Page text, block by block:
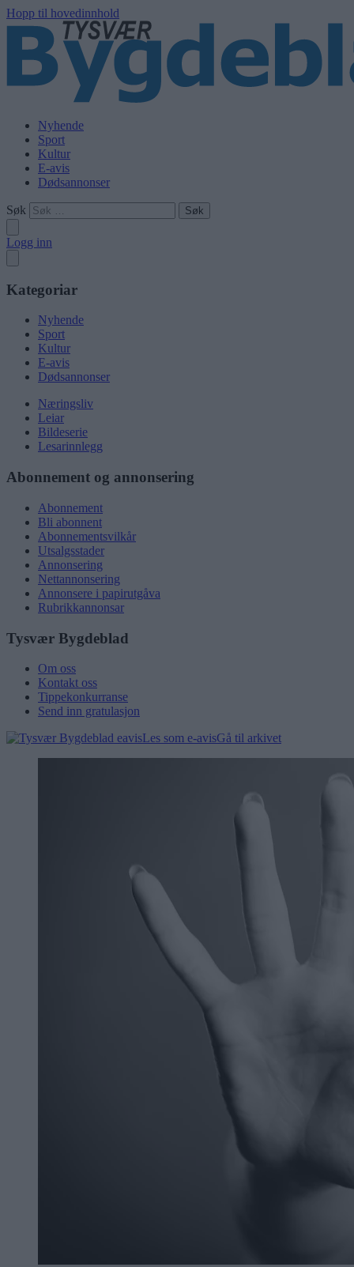
Hopp til hovedinnhold
Nyhende
Sport
Kultur
E-avis
Dødsannonser
Søk
Logg inn
Kategoriar
Nyhende
Sport
Kultur
E-avis
Dødsannonser
Næringsliv
Leiar
Bildeserie
Lesarinnlegg
Abonnement og annonsering
Abonnement
Bli abonnent
Abonnementsvilkår
Utsalgsstader
Annonsering
Nettannonsering
Annonsere i papirutgåva
Rubrikkannonsar
Tysvær Bygdeblad
Om oss
Kontakt oss
Tippekonkurranse
Send inn gratulasjon
Les som e-avisGå til arkivet